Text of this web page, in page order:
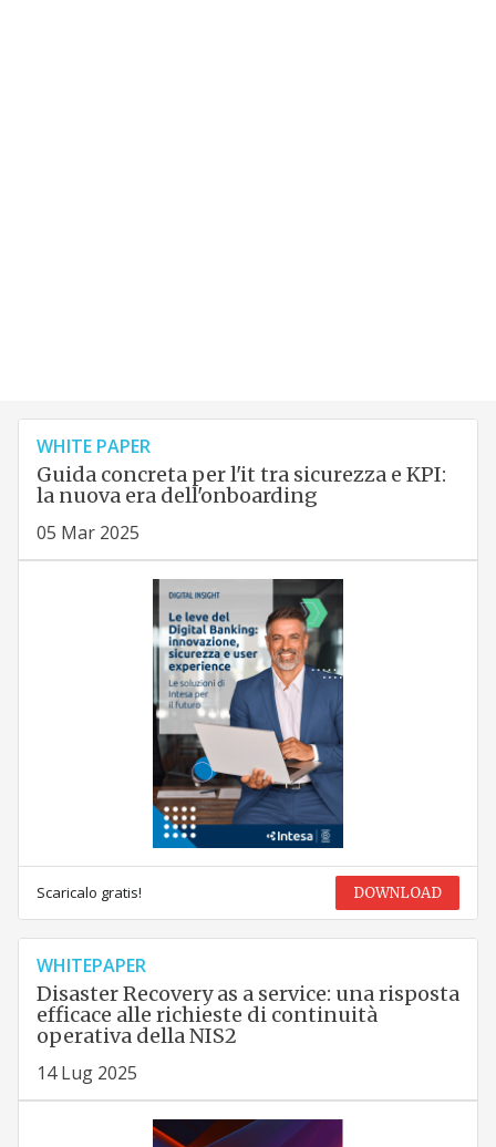
WHITE PAPER
Guida concreta per l'it tra sicurezza e KPI:
la nuova era dell'onboarding
05 Mar 2025
Scaricalo gratis! DOWNLOAD
WHITEPAPER
Disaster Recovery as a service: una risposta
efficace alle richieste di continuità
operativa della NIS2
14 Lug 2025